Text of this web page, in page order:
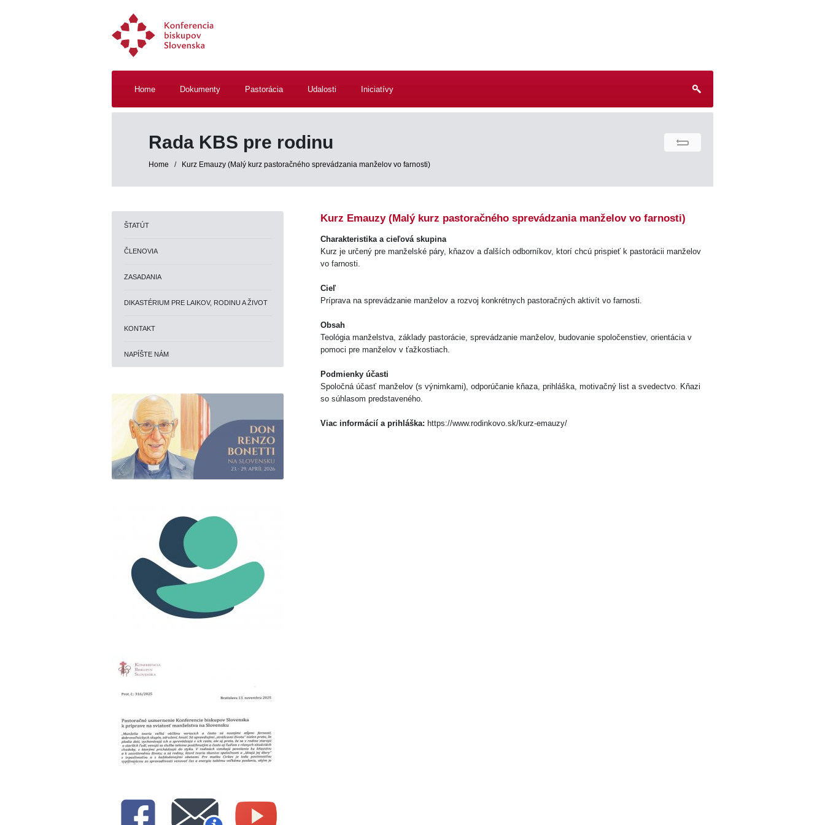
Home Dokumenty Pastorácia Udalosti Iniciatívy
Rada KBS pre rodinu
Home / Kurz Emauzy (Malý kurz pastoračného sprevádzania manželov vo farnosti)
ŠTATÚT
ČLENOVIA
ZASADANIA
DIKASTÉRIUM PRE LAIKOV, RODINU A ŽIVOT
KONTAKT
NAPÍŠTE NÁM
Kurz Emauzy (Malý kurz pastoračného sprevádzania manželov vo farnosti)
Charakteristika a cieľová skupina
Kurz je určený pre manželské páry, kňazov a ďalších odborníkov, ktorí chcú prispieť k pastorácii manželov
vo farnosti.
Cieľ
Príprava na sprevádzanie manželov a rozvoj konkrétnych pastoračných aktivít vo farnosti.
Obsah
Teológia manželstva, základy pastorácie, sprevádzanie manželov, budovanie spoločenstiev, orientácia v
pomoci pre manželov v ťažkostiach.
Podmienky účasti
Spoločná účasť manželov (s výnimkami), odporúčanie kňaza, prihláška, motivačný list a svedectvo. Kňazi
so súhlasom predstaveného.
Viac informácií a prihláška: https://www.rodinkovo.sk/kurz-emauzy/